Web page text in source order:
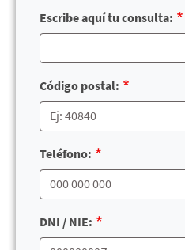
Escribe aquí tu consulta:
Código postal:
Teléfono:
DNI / NIE: